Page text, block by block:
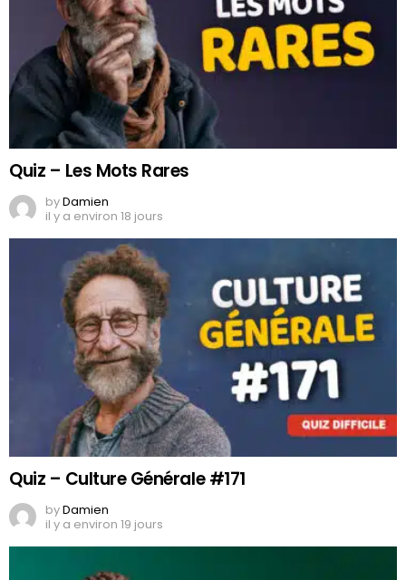
Quiz – Les Mots Rares
byDamien
il y a environ 18 jours
Quiz – Culture Générale #171
byDamien
il y a environ 19 jours